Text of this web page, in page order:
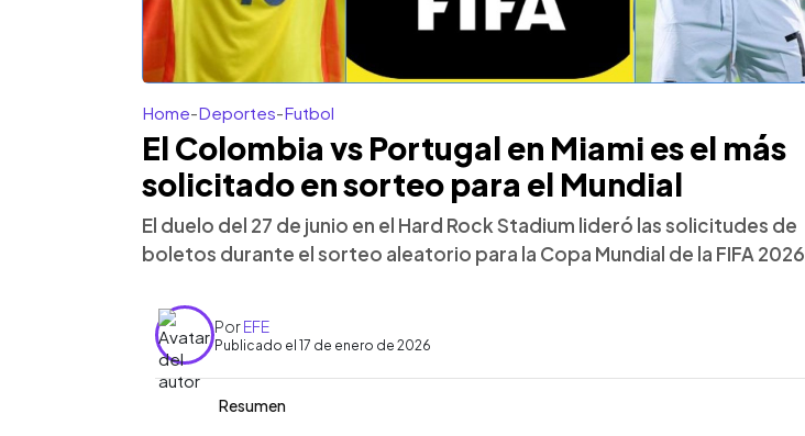
Home-Deportes-Futbol
El Colombia vs Portugal en Miami es el más
solicitado en sorteo para el Mundial
El duelo del 27 de junio en el Hard Rock Stadium lideró las solicitudes de
boletos durante el sorteo aleatorio para la Copa Mundial de la FIFA 2026
PorEFE
Publicado el 17 de enero de 2026
Resumen